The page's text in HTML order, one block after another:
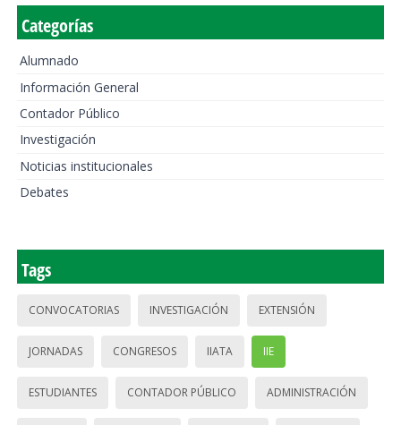
Categorías
Alumnado
Información General
Contador Público
Investigación
Noticias institucionales
Debates
Tags
CONVOCATORIAS INVESTIGACIÓN EXTENSIÓN
JORNADAS CONGRESOS IIATA IIE
ESTUDIANTES CONTADOR PÚBLICO ADMINISTRACIÓN